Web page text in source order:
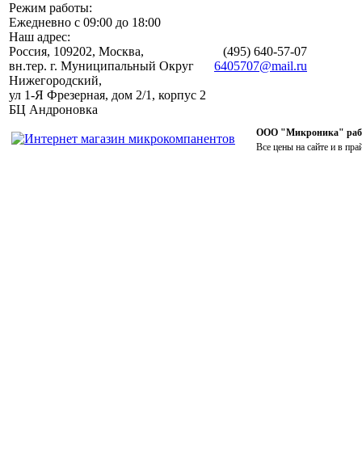
Режим работы:
Ежедневно с 09:00 до 18:00
Наш адрес:
Россия, 109202, Москва,
вн.тер. г. Муниципальный Округ
Нижегородский,
ул 1-Я Фрезерная, дом 2/1, корпус 2
БЦ Андроновка
(495) 640-57-07
6405707@mail.ru
ООО "Микроника"
Все цены на сайте и в